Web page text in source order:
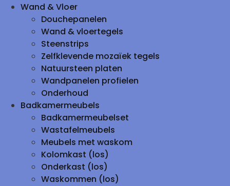
Wand & Vloer
Douchepanelen
Wand & vloertegels
Steenstrips
Zelfklevende mozaïek tegels
Natuursteen platen
Wandpanelen profielen
Onderhoud
Badkamermeubels
Badkamermeubelset
Wastafelmeubels
Meubels met waskom
Kolomkast (los)
Onderkast (los)
Waskommen (los)